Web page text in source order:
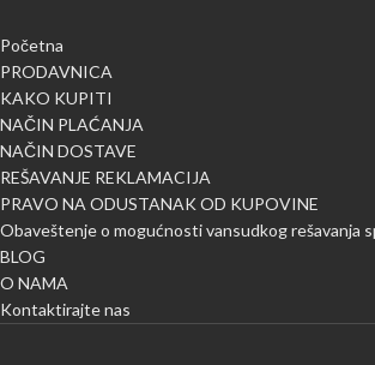
Početna
PRODAVNICA
KAKO KUPITI
NAČIN PLAĆANJA
NAČIN DOSTAVE
REŠAVANJE REKLAMACIJA
PRAVO NA ODUSTANAK OD KUPOVINE
Obaveštenje o mogućnosti vansudkog rešavanja
BLOG
O NAMA
Kontaktirajte nas